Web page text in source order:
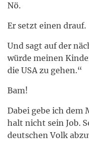
Nö.
Er setzt einen drauf.
Und sagt auf der
würde meinen
die USA zu gehen.“
Bam!
Dabei gebe ich dem
halt nicht sein Job.
deutschen Volk